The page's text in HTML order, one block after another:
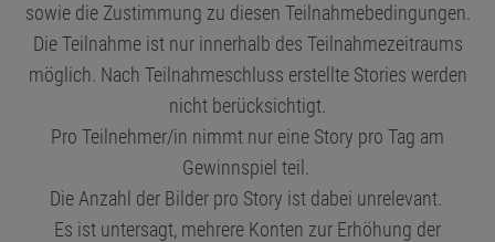
sowie die Zustimmung zu diesen Teilnahmebedingungen.
Die Teilnahme ist nur innerhalb des Teilnahmezeitraums
möglich. Nach Teilnahmeschluss erstellte Stories werden
nicht berücksichtigt.
Pro Teilnehmer/in nimmt nur eine Story pro Tag am
Gewinnspiel teil.
Die Anzahl der Bilder pro Story ist dabei unrelevant.
Es ist untersagt, mehrere Konten zur Erhöhung der